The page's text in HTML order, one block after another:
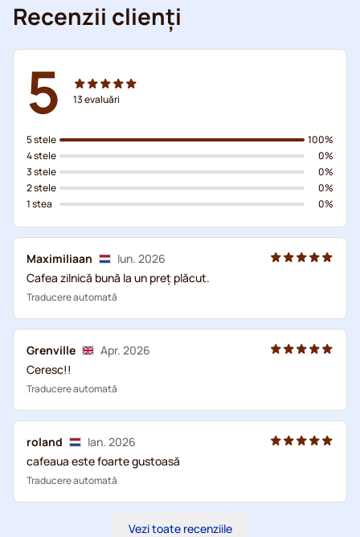
Recenzii clienți
5 13evaluări
5 stele
4 stele
3 stele
2 stele
1 stea
100%
0%
0%
0%
0%
Maximiliaan
Iun. 2026
Cafea zilnică bună la un preț plăcut.
Traducere automată
Grenville
Apr. 2026
Ceresc!!
Traducere automată
roland
Ian. 2026
cafeaua este foarte gustoasă
Traducere automată
Vezi toate recenziile